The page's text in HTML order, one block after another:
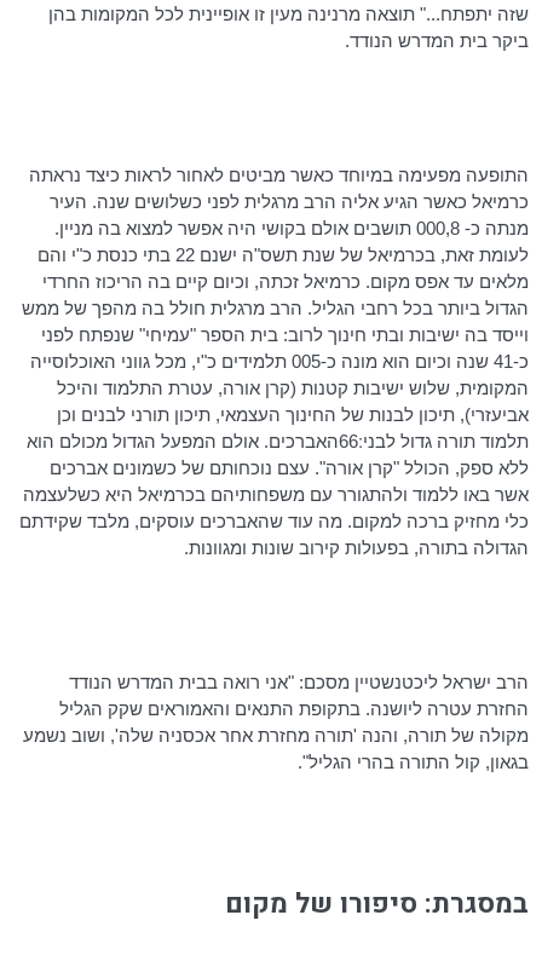
שזה יתפתח..." תוצאה מרנינה מעין זו אופיינית לכל המקומות בהן
ביקר בית המדרש הנודד.
התופעה מפעימה במיוחד כאשר מביטים לאחור לראות כיצד נראתה
כרמיאל כאשר הגיע אליה הרב מרגלית לפני כשלושים שנה. העיר
מנתה כ- 000,8 תושבים אולם בקושי היה אפשר למצוא בה מניין.
לעומת זאת, בכרמיאל של שנת תשס"ה ישנם 22 בתי כנסת כ"י והם
מלאים עד אפס מקום. כרמיאל זכתה, וכיום קיים בה הריכוז החרדי
הגדול ביותר בכל רחבי הגליל. הרב מרגלית חולל בה מהפך של ממש
וייסד בה ישיבות ובתי חינוך לרוב: בית הספר "עמיחי" שנפתח לפני
כ-41 שנה וכיום הוא מונה כ-005 תלמידים כ"י, מכל גווני האוכלוסייה
המקומית, שלוש ישיבות קטנות (קרן אורה, עטרת התלמוד והיכל
אביעזרי), תיכון לבנות של החינוך העצמאי, תיכון תורני לבנים וכן
תלמוד תורה גדול לבני ׃66האברכים. אולם המפעל הגדול מכולם הוא
ללא ספק, הכולל "קרן אורה". עצם נוכחותם של כשמונים אברכים
אשר באו ללמוד ולהתגורר עם משפחותיהם בכרמיאל היא כשלעצמה
כלי מחזיק ברכה למקום. מה עוד שהאברכים עוסקים, מלבד שקידתם
הגדולה בתורה, בפעולות קירוב שונות ומגוונות.
הרב ישראל ליכטנשטיין מסכם: "אני רואה בבית המדרש הנודד
החזרת עטרה ליושנה. בתקופת התנאים והאמוראים שקק הגליל
מקולה של תורה, והנה 'תורה מחזרת אחר אכסניה שלה', ושוב נשמע
בגאון, קול התורה בהרי הגליל".
במסגרת: סיפורו של מקום